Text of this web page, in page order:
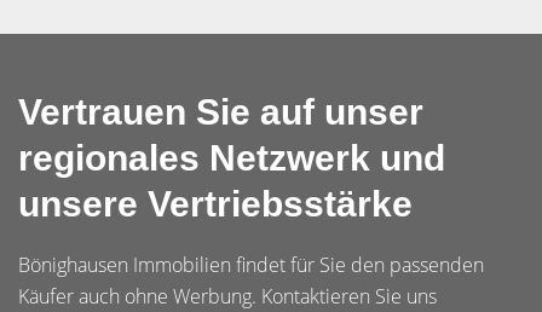
Vertrauen Sie auf unser
regionales Netzwerk und
unsere Vertriebsstärke
Bönighausen Immobilien findet für Sie den passenden
Käufer auch ohne Werbung. Kontaktieren Sie uns